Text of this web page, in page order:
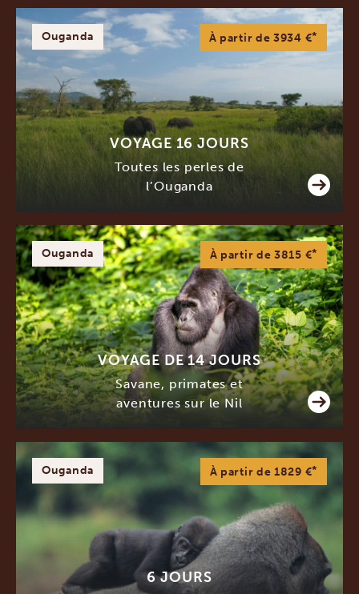
Ouganda À partir de 3934 €*
VOYAGE 16 JOURS
Toutes les perles de
l’Ouganda
Ouganda À partir de 3815 €*
VOYAGE DE 14 JOURS
Savane, primates et
aventures sur le Nil
Ouganda À partir de 1829 €*
6 JOURS